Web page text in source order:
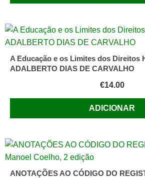
A Educação e os Limites dos Direitos
ADALBERTO DIAS DE CARVALHO
€14.00
ADICIONAR
ANOTAÇÕES AO CÓDIGO DO